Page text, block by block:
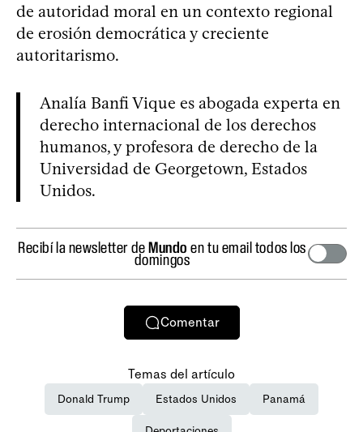
de autoridad moral en un contexto regional
de erosión democrática y creciente
autoritarismo.
Analía Banfi Vique es abogada experta en
derecho internacional de los derechos
humanos, y profesora de derecho de la
Universidad de Georgetown, Estados
Unidos.
Recibí la newsletter deMundo en tu email todos los
domingos
Comentar
Temas del artículo
Donald Trump Estados Unidos Panamá